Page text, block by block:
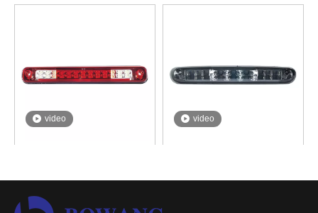
video
Üçüncü Fren Işığı
video